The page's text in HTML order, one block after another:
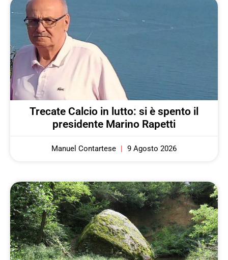
Trecate Calcio in lutto: si è spento il
presidente Marino Rapetti
Manuel Contartese 9 Agosto 2026